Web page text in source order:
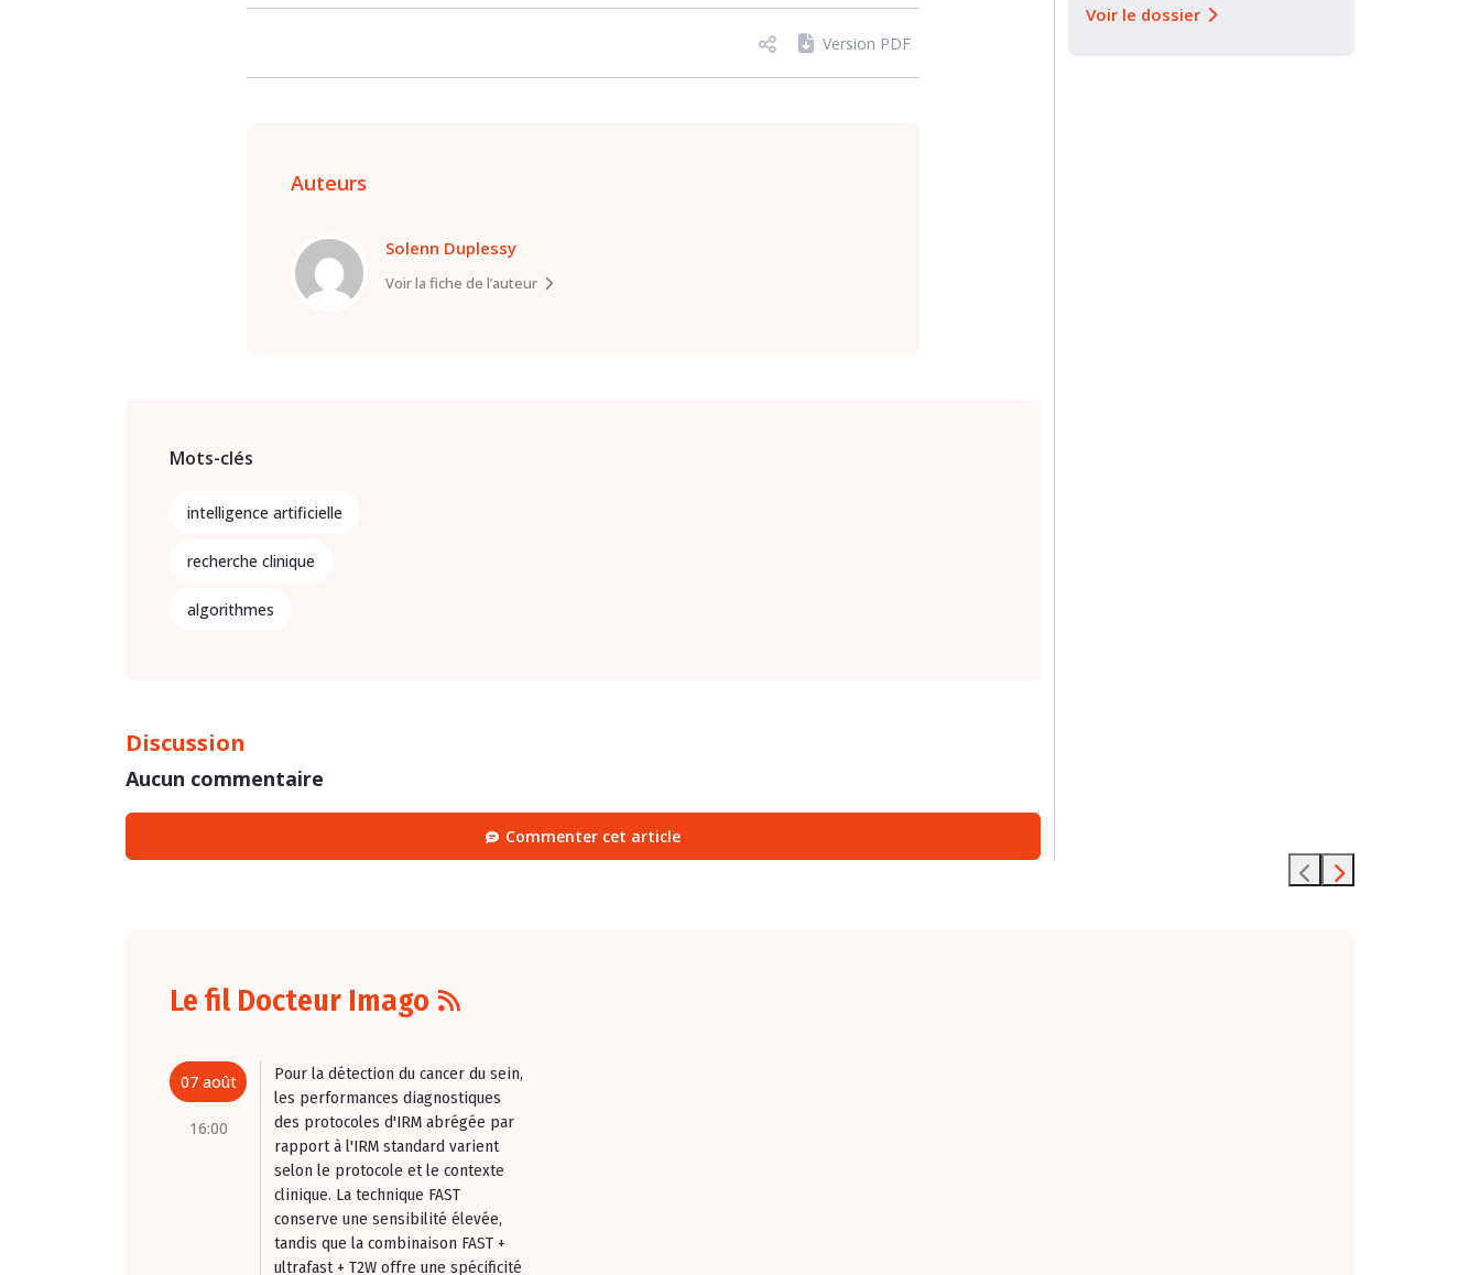
Version PDF
Auteurs
Solenn Duplessy
Voir la fiche de l’auteur
Mots-clés
intelligence artificielle
recherche clinique
algorithmes
Discussion
Aucun commentaire
Commenter cet article
Voir le dossier
Le fil Docteur Imago
07 août
16:00
Pour la détection du cancer du sein,
les performances diagnostiques
des protocoles d'IRM abrégée par
rapport à l'IRM standard varient
selon le protocole et le contexte
clinique. La technique FAST
conserve une sensibilité élevée,
tandis que la combinaison FAST +
ultrafast + T2W offre une spécificité